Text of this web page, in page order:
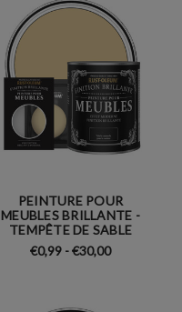
PEINTURE POUR
MEUBLES BRILLANTE -
TEMPÊTE DE SABLE
€0,99 - €30,00